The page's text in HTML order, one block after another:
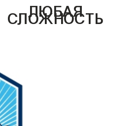
ЛЮБАЯ
СЛОЖНОСТЬ